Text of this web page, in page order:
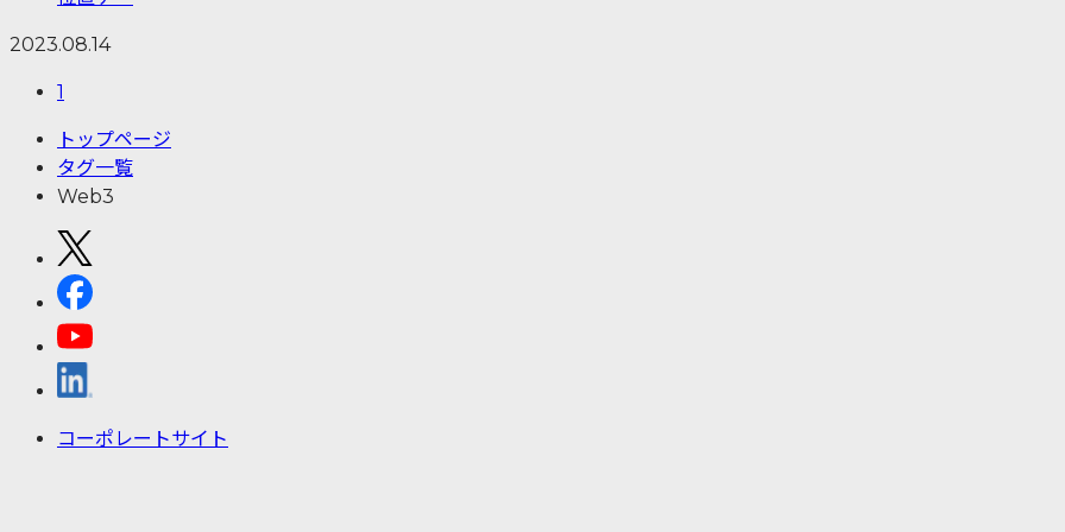
2023.08.14
1
トップページ
タグ一覧
Web3
コーポレートサイト